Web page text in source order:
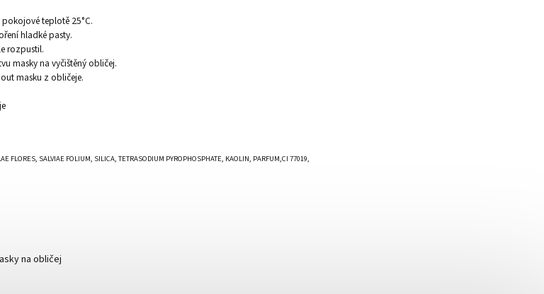
teplotě 25°C.
hladké pasty.
rozpustil.
masky na vyčištěný obličej.
masku z obličeje.
FLORES, SALVIAE FOLIUM, SILICA, TETRASODIUM PYROPHOSPHATE, KAOLIN, PARFUM,CI 77019,
na obličej